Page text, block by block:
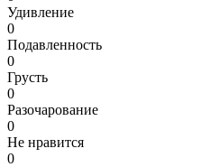
Удивление
0
Подавленность
0
Грусть
0
Разочарование
0
Не нравится
0